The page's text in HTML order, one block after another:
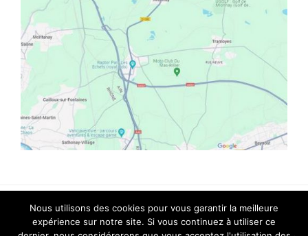
© Copyright 2018 | CYCLE N'CO| All Rights
Nous utilisons des cookies pour vous garantir la meilleure
expérience sur notre site. Si vous continuez à utiliser ce